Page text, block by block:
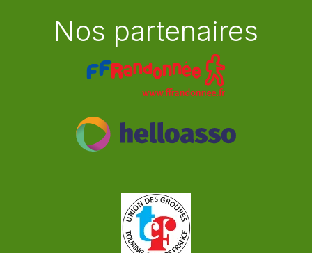
Nos partenaires